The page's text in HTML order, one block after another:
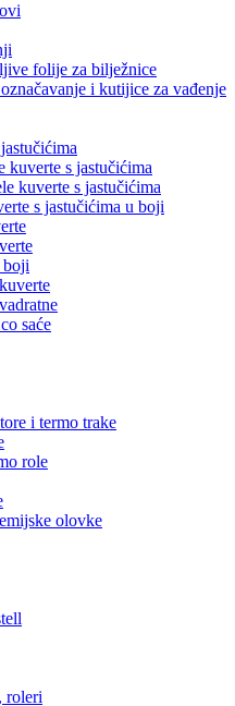
folije za bilježnice
i kutijice za vađenje
kuverte s jastučićima
kuverte s jastučićima
s jastučićima u boji
boji
saće
i termo trake
role
olovke
roleri